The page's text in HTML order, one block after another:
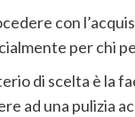
con
per chi
di scelta è la
ad una pulizia